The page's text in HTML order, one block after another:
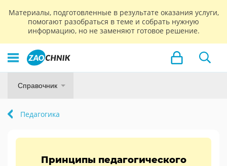
Материалы, подготовленные в результате оказания услуги,
помогают разобраться в теме и собрать нужную
информацию, но не заменяют готовое решение.
Справочник
Педагогика
Принципы педагогического